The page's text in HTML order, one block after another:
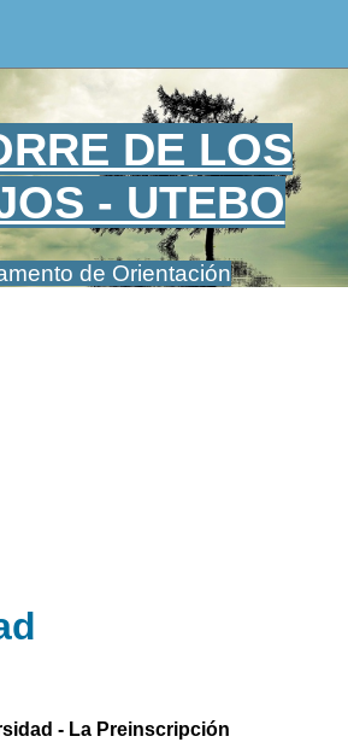
DE LOS
- UTEBO
de Orientación
- La Preinscripción